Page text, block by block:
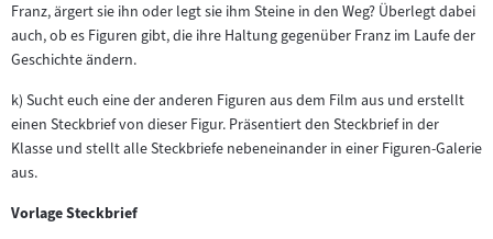
Franz, ärgert sie ihn oder legt sie ihm Steine in den Weg? Überlegt dabei
auch, ob es Figuren gibt, die ihre Haltung gegenüber Franz im Laufe der
Geschichte ändern.
k) Sucht euch eine der anderen Figuren aus dem Film aus und erstellt
einen Steckbrief von dieser Figur. Präsentiert den Steckbrief in der
Klasse und stellt alle Steckbriefe nebeneinander in einer Figuren-Galerie
aus.
Vorlage Steckbrief